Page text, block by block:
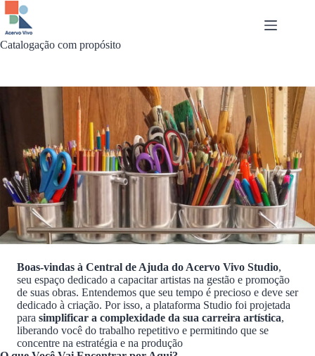
Pular
para
conteúdo
Catalogação com propósito
Boas-vindas à Central de Ajuda do Acervo Vivo Studio,
seu espaço dedicado a capacitar artistas na gestão e promoção
de suas obras. Entendemos que seu tempo é precioso e deve ser
dedicado à criação. Por isso, a plataforma Studio foi projetada
para simplificar a complexidade da sua carreira artística,
liberando você do trabalho repetitivo e permitindo que se
concentre na estratégia e na produção